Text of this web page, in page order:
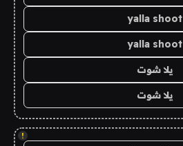
yalla shoot
yalla shoot
يلا شوت
يلا شوت
!